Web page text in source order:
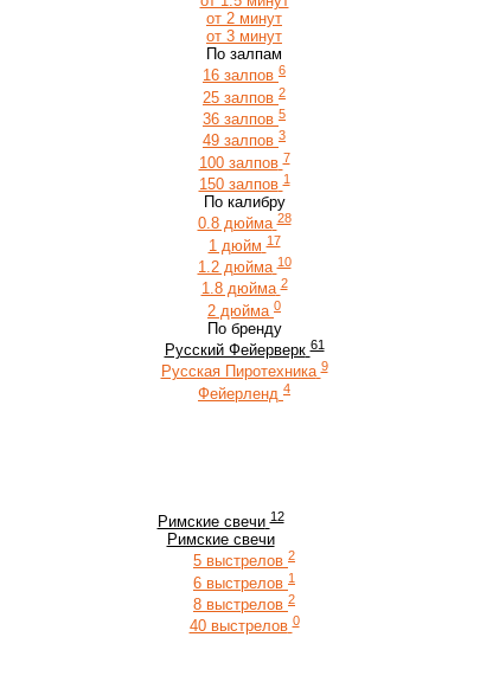
от 2 минут
от 3 минут
По залпам
16 залпов 6
25 залпов 2
36 залпов 5
49 залпов 3
100 залпов 7
150 залпов 1
По калибру
0.8 дюйма 28
1 дюйм 17
1.2 дюйма 10
1.8 дюйма 2
2 дюйма 0
По бренду
Русский Фейерверк 61
Русская Пиротехника 9
Фейерленд 4
Римские свечи 12
Римские свечи
5 выстрелов 2
6 выстрелов 1
8 выстрелов 2
40 выстрелов 0